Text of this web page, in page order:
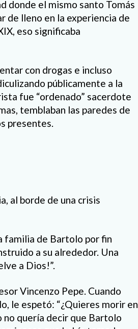
donde el mismo santo Tomás
de lleno en la experiencia de
eso significaba
con drogas e incluso
públicamente a la
fue “ordenado” sacerdote
temblaban las paredes de
presentes.
al borde de una crisis
familia de Bartolo por fin
a su alrededor. Una
a Dios!”.
Vincenzo Pepe. Cuando
le espetó: “¿Quieres morir en
no quería decir que Bartolo